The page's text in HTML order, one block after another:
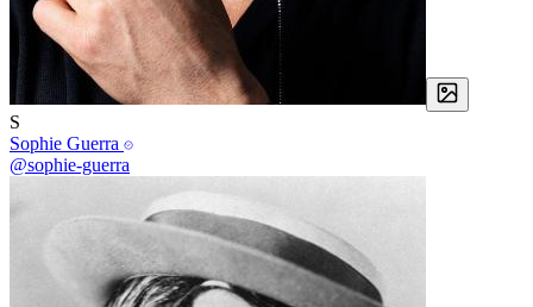
S
Sophie Guerra
@sophie-guerra